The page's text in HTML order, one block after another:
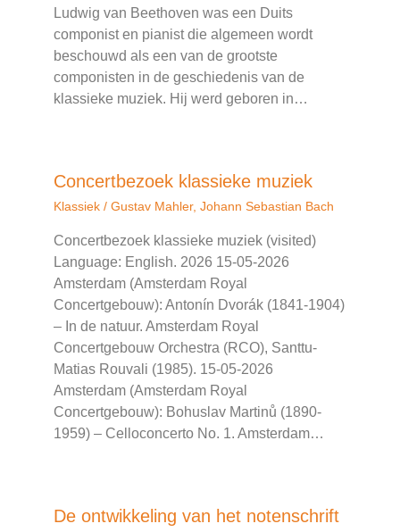
Ludwig van Beethoven was een Duits
componist en pianist die algemeen wordt
beschouwd als een van de grootste
componisten in de geschiedenis van de
klassieke muziek. Hij werd geboren in…
Concertbezoek klassieke muziek
Klassiek / Gustav Mahler, Johann Sebastian Bach
Concertbezoek klassieke muziek (visited)
Language: English. 2026 15-05-2026
Amsterdam (Amsterdam Royal
Concertgebouw): Antonín Dvorák (1841-1904)
– In de natuur. Amsterdam Royal
Concertgebouw Orchestra (RCO), Santtu-
Matias Rouvali (1985). 15-05-2026
Amsterdam (Amsterdam Royal
Concertgebouw): Bohuslav Martinů (1890-
1959) – Celloconcerto No. 1. Amsterdam…
De ontwikkeling van het notenschrift